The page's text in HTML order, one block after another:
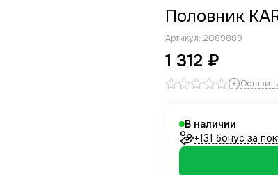
Половник
Артикул: 2089889
1 312 ₽
В наличии
+131 бонус за